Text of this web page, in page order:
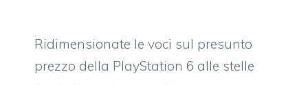
Ridimensionate le voci sul presunto
prezzo della PlayStation 6 alle stelle